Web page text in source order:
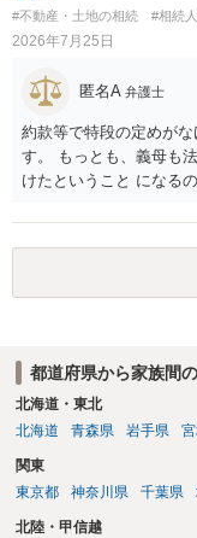
#不動産・土地の相続 #相続
2026年7月25日
匿名A 弁護士
約款等で特段の定めが
す。 もっとも、義母も
けたということ になる
都道府県から家族間
北海道・東北
北海道
青森県 岩手県
関東
東京都
神奈川県 千葉県
北陸・甲信越